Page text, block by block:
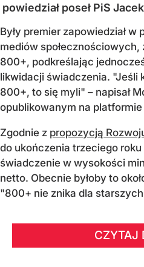
powiedział poseł PiS
Były premier zapowiedział
mediów
800+, podkreślając
likwidacji świadczenia. "Jeśli
800+, to się myli" – napisał
opublikowanym na platformie
Zgodnie z propozycją
do ukończenia trzeciego
świadczenie w wysokości
netto. Obecnie byłoby to
"800+ nie znika dla
CZYTAJ